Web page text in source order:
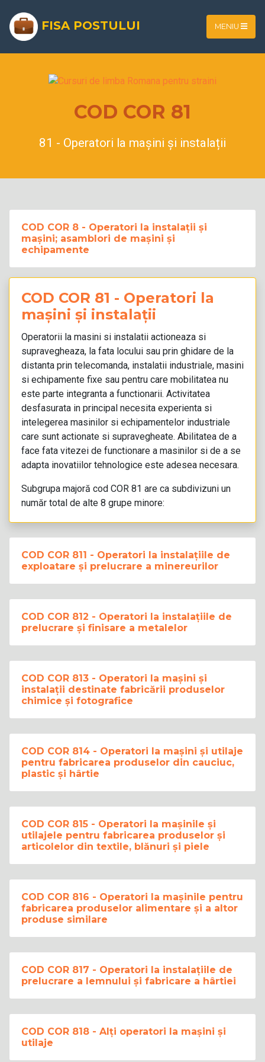
FISA POSTULUI MENIU
COD COR 81
81 - Operatori la mașini și instalații
COD COR 8 - Operatori la instalații și
mașini; asamblori de mașini și
echipamente
COD COR 81 - Operatori la
mașini și instalații
Operatorii la masini si instalatii actioneaza si
supravegheaza, la fata locului sau prin ghidare de la
distanta prin telecomanda, instalatii industriale, masini
si echipamente fixe sau pentru care mobilitatea nu
este parte integranta a functionarii. Activitatea
desfasurata in principal necesita experienta si
intelegerea masinilor si echipamentelor industriale
care sunt actionate si supravegheate. Abilitatea de a
face fata vitezei de functionare a masinilor si de a se
adapta inovatiilor tehnologice este adesea necesara.
Subgrupa majoră cod COR 81 are ca subdivizuni un
număr total de alte 8 grupe minore:
COD COR 811 - Operatori la instalațiile de
exploatare și prelucrare a minereurilor
COD COR 812 - Operatori la instalațiile de
prelucrare și finisare a metalelor
COD COR 813 - Operatori la mașini și
instalații destinate fabricării produselor
chimice și fotografice
COD COR 814 - Operatori la mașini și utilaje
pentru fabricarea produselor din cauciuc,
plastic și hârtie
COD COR 815 - Operatori la mașinile și
utilajele pentru fabricarea produselor și
articolelor din textile, blănuri și piele
COD COR 816 - Operatori la mașinile pentru
fabricarea produselor alimentare și a altor
produse similare
COD COR 817 - Operatori la instalațiile de
prelucrare a lemnului și fabricare a hârtiei
COD COR 818 - Alți operatori la mașini și
utilaje